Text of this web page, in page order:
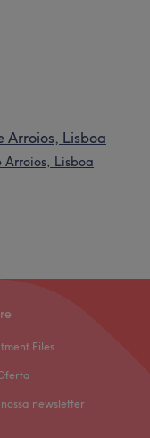
Arroios, Lisboa
Arroios, Lisboa
Files
newsletter